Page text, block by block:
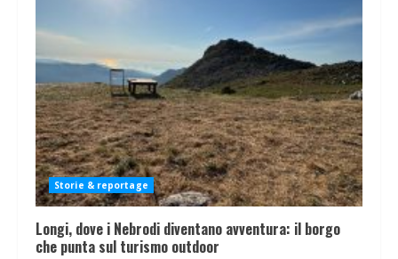
Storie & reportage
Longi, dove i Nebrodi diventano avventura: il borgo
che punta sul turismo outdoor